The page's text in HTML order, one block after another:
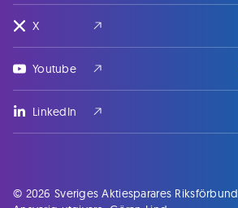
X
Youtube
LinkedIn
© 2026 Sveriges Aktiesparares Riksförbund